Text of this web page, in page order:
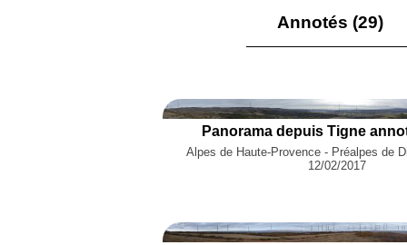
Annotés (29)
Panorama depuis Tigne
Alpes de Haute-Provence - Préalpes de
12/02/2017